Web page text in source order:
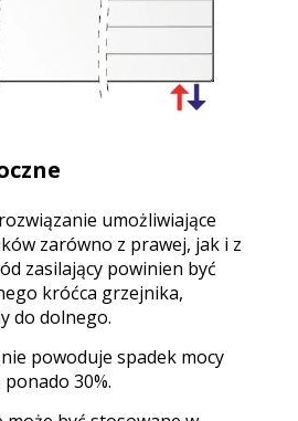
umożliwiające
zarówno z prawej, jak i z
zasilający powinien być
króćca grzejnika,
do dolnego.
powoduje spadek mocy
30%.